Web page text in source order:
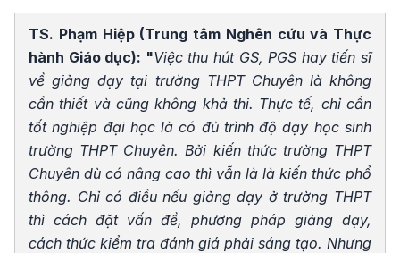
TS. Phạm Hiệp (Trung tâm Nghên cứu và Thực
hành Giáo dục): "Việc thu hút GS, PGS hay tiến sĩ
về giảng dạy tại trường THPT Chuyên là không
cần thiết và cũng không khả thi. Thực tế, chỉ cần
tốt nghiệp đại học là có đủ trình độ dạy học sinh
trường THPT Chuyên. Bởi kiến thức trường THPT
Chuyên dù có nâng cao thì vẫn là là kiến thức phổ
thông. Chỉ có điều nếu giảng dạy ở trường THPT
thì cách đặt vấn đề, phương pháp giảng dạy,
cách thức kiểm tra đánh giá phải sáng tạo. Nhưng